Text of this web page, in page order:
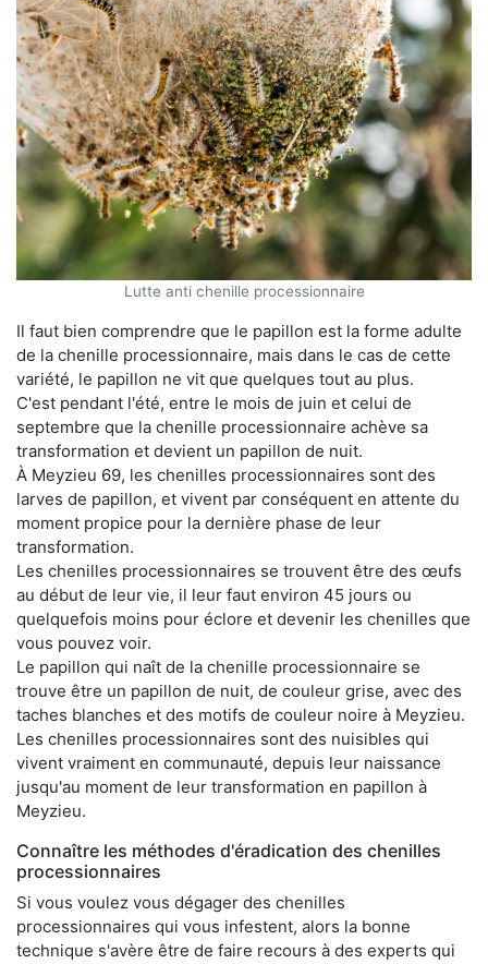
Lutte anti chenille processionnaire
Il faut bien comprendre que le papillon est la forme adulte
de la chenille processionnaire, mais dans le cas de cette
variété, le papillon ne vit que quelques tout au plus.
C'est pendant l'été, entre le mois de juin et celui de
septembre que la chenille processionnaire achève sa
transformation et devient un papillon de nuit.
À Meyzieu 69, les chenilles processionnaires sont des
larves de papillon, et vivent par conséquent en attente du
moment propice pour la dernière phase de leur
transformation.
Les chenilles processionnaires se trouvent être des œufs
au début de leur vie, il leur faut environ 45 jours ou
quelquefois moins pour éclore et devenir les chenilles que
vous pouvez voir.
Le papillon qui naît de la chenille processionnaire se
trouve être un papillon de nuit, de couleur grise, avec des
taches blanches et des motifs de couleur noire à Meyzieu.
Les chenilles processionnaires sont des nuisibles qui
vivent vraiment en communauté, depuis leur naissance
jusqu'au moment de leur transformation en papillon à
Meyzieu.
Connaître les méthodes d'éradication des chenilles
processionnaires
Si vous voulez vous dégager des chenilles
processionnaires qui vous infestent, alors la bonne
technique s'avère être de faire recours à des experts qui